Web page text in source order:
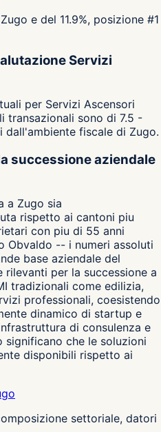
e del 11.9%, posizione #1
Servizi
per Servizi Ascensori
transazionali sono di 7.5 -
dall'ambiente fiscale di Zugo.
successione aziendale
a Zugo sia
rispetto ai cantoni piu
con piu di 55 anni
Obvaldo -- i numeri assoluti
base aziendale del
per la successione a
tradizionali come edilizia,
professionali, coesistendo
dinamico di startup e
di consulenza e
che le soluzioni
disponibili rispetto ai
settoriale, datori